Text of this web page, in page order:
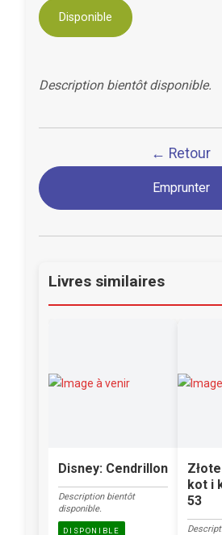
Disponible
Description bientôt disponible.
← Retour
Emprunter
Livres similaires
Disney: Cendrillon
Description bientôt
disponible.
DISPONIBLE
kot i
53